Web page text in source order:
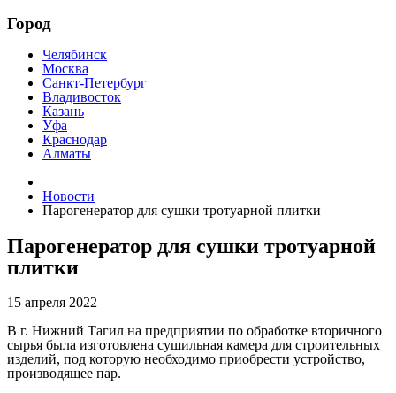
Город
Челябинск
Москва
Санкт-Петербург
Владивосток
Казань
Уфа
Краснодар
Алматы
Новости
Парогенератор для сушки тротуарной плитки
Парогенератор для сушки тротуарной
плитки
15 апреля 2022
В г. Нижний Тагил на предприятии по обработке вторичного
сырья была изготовлена сушильная камера для строительных
изделий, под которую необходимо приобрести устройство,
производящее пар.